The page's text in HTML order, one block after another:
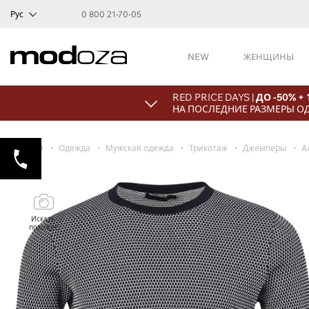
Рус 0 800 21-70-05
NEW ЖЕНЩИНЫ
RED PRICE DAYS |ДО -50%
НА ПОСЛЕДНИЕ РАЗМЕРЫ
Главная Одежда Мужская одежда Трикотаж Джемперы
Искать
похожее